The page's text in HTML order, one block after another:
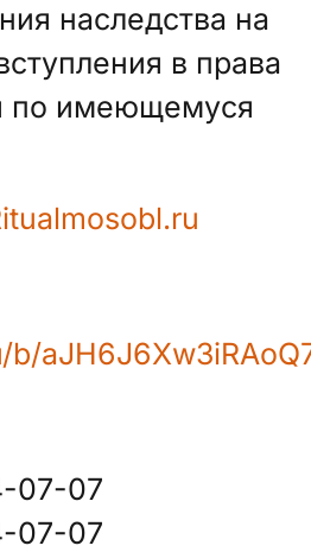
наследства на
в права
по имеющемуся
07-07
07-07